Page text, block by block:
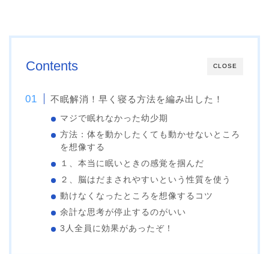
CLOSE
Contents
不眠解消！早く寝る方法を編み出した！
マジで眠れなかった幼少期
方法：体を動かしたくても動かせないところ
を想像する
１、本当に眠いときの感覚を掴んだ
２、脳はだまされやすいという性質を使う
動けなくなったところを想像するコツ
余計な思考が停止するのがいい
3人全員に効果があったぞ！